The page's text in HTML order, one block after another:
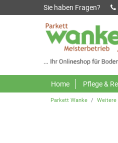
Sie haben Fragen?
Home Pflege &
Parkett Wanke Weitere